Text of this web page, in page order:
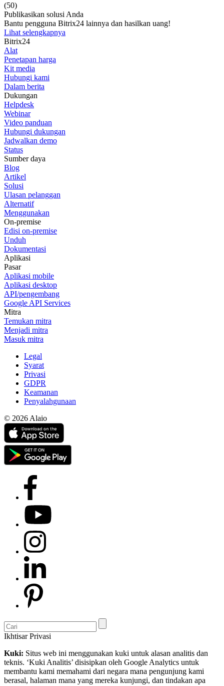
(50)
Publikasikan solusi Anda
Bantu pengguna Bitrix24 lainnya dan hasilkan uang!
Lihat selengkapnya
Bitrix24
Alat
Penetapan harga
Kit media
Hubungi kami
Dalam berita
Dukungan
Helpdesk
Webinar
Video panduan
Hubungi dukungan
Jadwalkan demo
Status
Sumber daya
Blog
Artikel
Solusi
Ulasan pelanggan
Alternatif
Menggunakan
On-premise
Edisi on-premise
Unduh
Dokumentasi
Aplikasi
Pasar
Aplikasi mobile
Aplikasi desktop
API/pengembang
Google API Services
Mitra
Temukan mitra
Menjadi mitra
Masuk mitra
Legal
Syarat
Privasi
GDPR
Keamanan
Penyalahgunaan
© 2026 Alaio
Ikhtisar Privasi
Kuki: Situs web ini menggunakan kuki untuk alasan analitis dan
teknis. ‘Kuki Analitis’ disisipkan oleh Google Analytics untuk
membantu kami memahami dari negara mana pengunjung kami
berasal, halaman mana yang mereka kunjungi, dan tindakan apa